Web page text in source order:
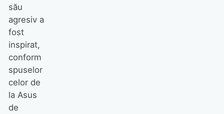
său
agresiv a
fost
inspirat,
conform
spuselor
celor de
la Asus
de